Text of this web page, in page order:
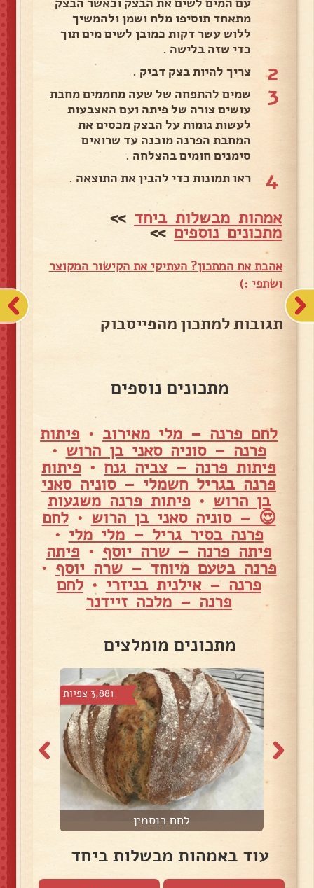
מתאחד תוסיפו מלח ושמן ולהמשיך
ללוש עשר דקות כמובן לשים מים תוך
כדי שזה בלישה .
2 צריך להיות בצק דביק .
3
שמים להתפחה של שעה מחממים מחבת
עושים צורה של פיתה ועם האצבעות
לעשות גומות על הבצק מכסים את
המחבת הפרנה מוכנה עד שרואים
סימנים חומים בהצלחה .
4 ראו תמונות כדי להבין את התוצאה .
אמהות מבשלות ביחד >>
מתכונים נוספים>>
אהבת את המתכון? העתיקי את הקישור המקוצר
ושתפי :)
תגובות למתכון מהפייסבוק
מתכונים נוספים
לחם פרנה – מלי מאירוב • פיתות
פרנה – סוניה סאני בן הרוש •
פיתות פרנה – צביה גנח • פיתות
פרנה בגריל חשמלי – סוניה סאני
בן הרוש • פיתות פרנה משגעות
😍 – סוניה סאני בן הרוש •לחם
פרנה בסיר גריל – מלי מלי •
פיתה פרנה – שרה יוסף • פיתה
פרנה בטעם מיוחד – שרה יוסף •
פרנה – אילנית בניזרי •לחם
פרנה – מלכה זיידנר
מתכונים מומלצים
3,881 צפיות
לחם כוסמין
עוד באמהות מבשלות ביחד